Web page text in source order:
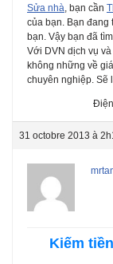
Sửa nhà , bạn cần
của bạn. Bạn
bạn. Vậy bạn đã
Với DVN dịch vụ
không những về
chuyên nghiệp. Sẽ
31 octobre 2013 à
Kiếm